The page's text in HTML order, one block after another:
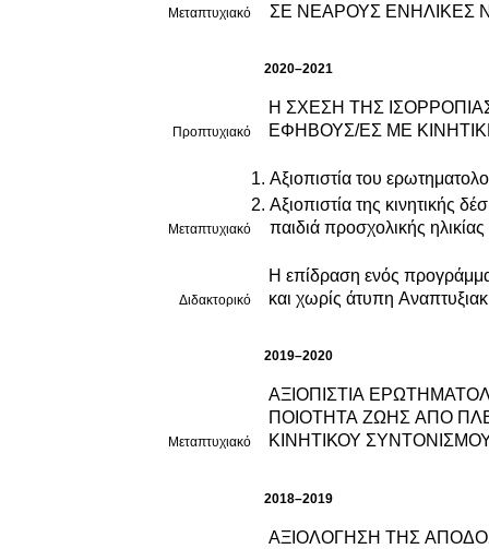
Μεταπτυχιακό
ΣΕ ΝΕΑΡΟΥΣ ΕΝΗΛΙΚΕΣ
2020–2021
Προπτυχιακό
Η ΣΧΕΣΗ ΤΗΣ
ΕΦΗΒΟΥΣ/ΕΣ ΜΕ
Μεταπτυχιακό
Αξιοπιστία του
Αξιοπιστία της κινητικής
παιδιά προσχολικής ηλικίας
Διδακτορικό
Η επίδραση ενός
και χωρίς άτυπη
2019–2020
Μεταπτυχιακό
ΑΞΙΟΠΙΣΤΙΑ
ΠΟΙΟΤΗΤΑ ΖΩΗΣ ΑΠΟ
ΚΙΝΗΤΙΚΟΥ
2018–2019
ΑΞΙΟΛΟΓΗΣΗ ΤΗΣ